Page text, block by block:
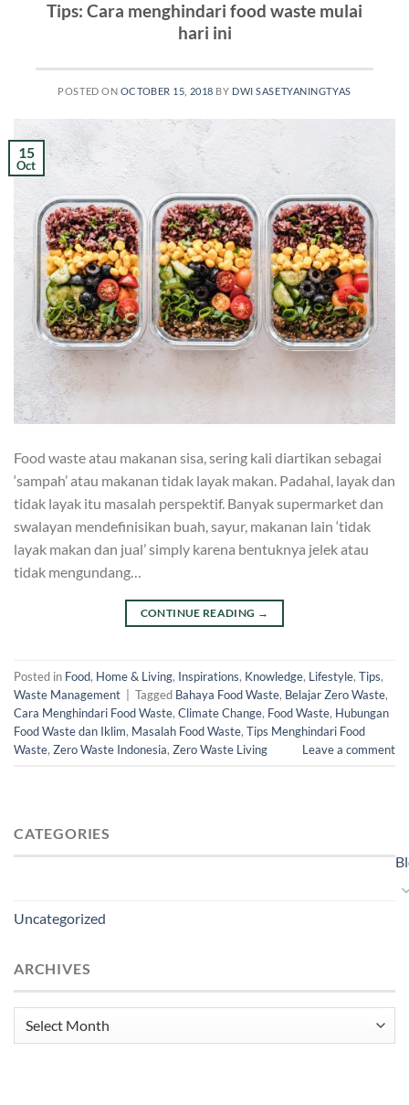
Tips: Cara menghindari food waste mulai
hari ini
POSTED ON OCTOBER 15, 2018 BY DWI SASETYANINGTYAS
15
Oct
Food waste atau makanan sisa, sering kali diartikan sebagai
‘sampah’ atau makanan tidak layak makan. Padahal, layak dan
tidak layak itu masalah perspektif. Banyak supermarket dan
swalayan mendefinisikan buah, sayur, makanan lain ‘tidak
layak makan dan jual’ simply karena bentuknya jelek atau
tidak mengundang…
CONTINUE READING →
Posted in Food, Home & Living, Inspirations, Knowledge, Lifestyle, Tips,
Waste Management | Tagged Bahaya Food Waste, Belajar Zero Waste,
Cara Menghindari Food Waste, Climate Change, Food Waste, Hubungan
Food Waste dan Iklim, Masalah Food Waste, Tips Menghindari Food
Waste, Zero Waste Indonesia, Zero Waste Living Leave a comment
CATEGORIES
Uncategorized
ARCHIVES
Archives